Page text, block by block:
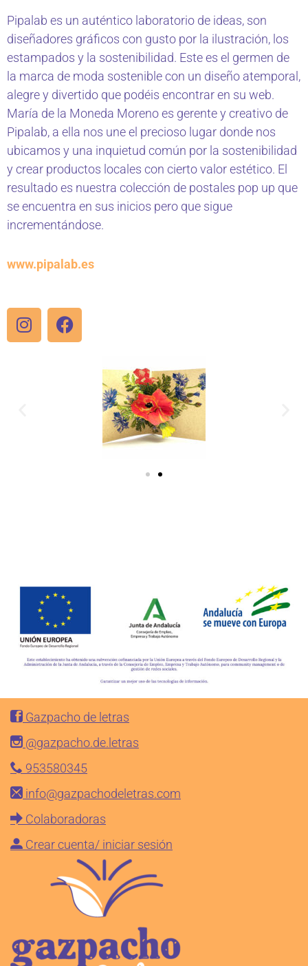
Pipalab es un auténtico laboratorio de ideas, son
diseñadores gráficos con gusto por la ilustración, los
estampados y la sostenibilidad. Este es el germen de
la marca de moda sostenible con un diseño atemporal,
alegre y divertido que podéis encontrar en su web.
María de la Moneda Moreno es gerente y creativo de
Pipalab, a ella nos une el precioso lugar donde nos
ubicamos y una inquietud común por la sostenibilidad
y crear productos locales con cierto valor estético. El
resultado es nuestra colección de postales pop up que
se encuentra en sus inicios pero que sigue
incrementándose.
www.pipalab.es
Gazpacho de letras
@gazpacho.de.letras
953580345
info@gazpachodeletras.com
Colaboradoras
Crear cuenta/ iniciar sesión